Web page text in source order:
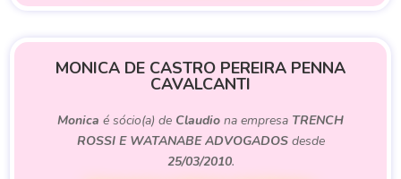
MONICA DE CASTRO PEREIRA PENNA
CAVALCANTI
Monica é sócio(a) de Claudio na empresa TRENCH
ROSSI E WATANABE ADVOGADOSdesde
25/03/2010.